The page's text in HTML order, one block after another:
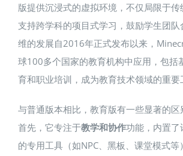
版提供沉浸式的虚拟环境，不仅局限于
支持跨学科的项目式学习，鼓励学生团队
维的发展​自2016年正式发布以来，
球100多个国家的教育机构中应用，包括
育和职业培训，成为教育技术领域的重要
与普通版本相比，教育版有一些显著的区
首先，它专注于教学和协作功能，内置
的专用工具（如NPC、黑板、课堂模式等